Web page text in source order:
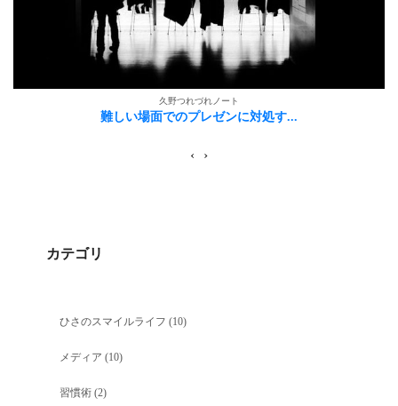
久野つれづれノート
難しい場面でのプレゼンに対処す...
‹ ›
カテゴリ
ひさのスマイルライフ (10)
メディア (10)
習慣術(2)